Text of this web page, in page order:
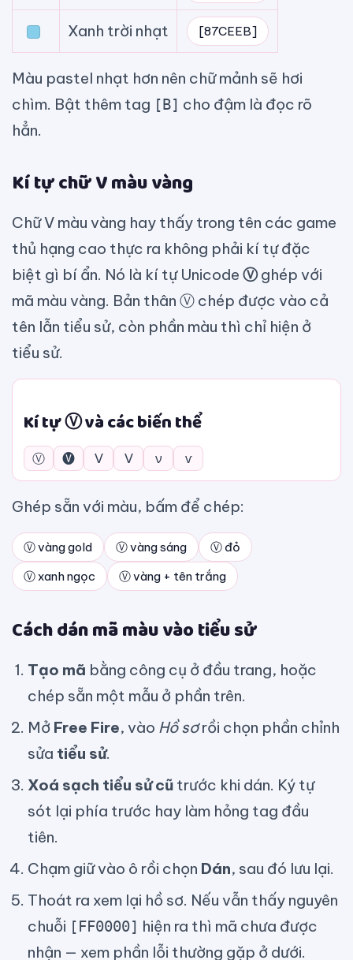
Xanh trời nhạt [87CEEB]
Màu pastel nhạt hơn nên chữ mảnh sẽ hơi
chìm. Bật thêm tag [B] cho đậm là đọc rõ
hẳn.
Kí tự chữ V màu vàng
Chữ V màu vàng hay thấy trong tên các game
thủ hạng cao thực ra không phải kí tự đặc
biệt gì bí ẩn. Nó là kí tự Unicode Ⓥghép với
mã màu vàng. Bản thân Ⓥ chép được vào cả
tên lẫn tiểu sử, còn phần màu thì chỉ hiện ở
tiểu sử.
Kí tự Ⓥ và các biến thể
Ⓥ 🅥 Ⅴ ᐯ ν ѵ
Ghép sẵn với màu, bấm để chép:
Ⓥ vàng gold Ⓥ vàng sáng
Ⓥ đỏ
Ⓥ xanh ngọc
Ⓥ vàng + tên trắng
Cách dán mã màu vào tiểu sử
Tạo mã bằng công cụ ở đầu trang, hoặc
chép sẵn một mẫu ở phần trên.
Mở Free Fire, vào Hồ sơrồi chọn phần chỉnh
sửa tiểu sử.
Xoá sạch tiểu sử cũ trước khi dán. Ký tự
sót lại phía trước hay làm hỏng tag đầu
tiên.
Chạm giữ vào ô rồi chọn Dán, sau đó lưu lại.
Thoát ra xem lại hồ sơ. Nếu vẫn thấy nguyên
chuỗi [FF0000] hiện ra thì mã chưa được
nhận — xem phần lỗi thường gặp ở dưới.